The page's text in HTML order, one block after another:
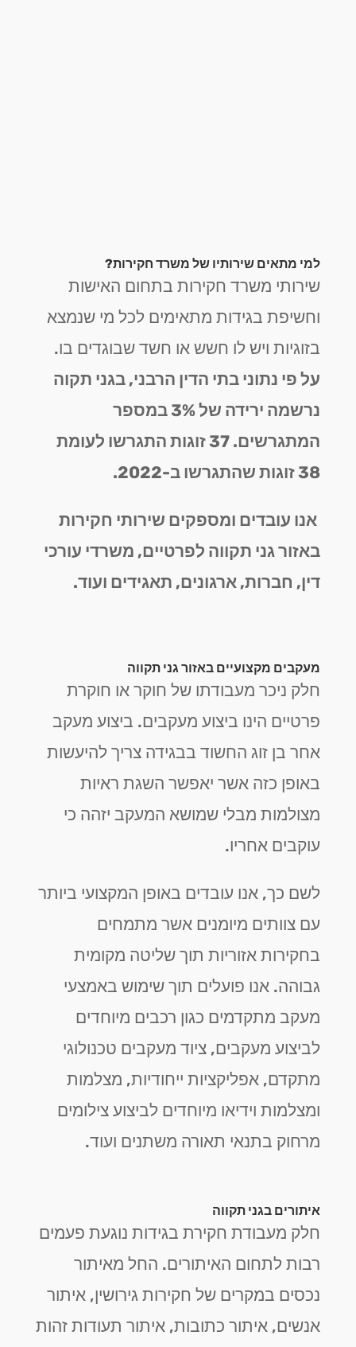
למי מתאים שירותיו של משרד חקירות?
שירותי משרד חקירות בתחום האישות
וחשיפת בגידות מתאימים לכל מי שנמצא
בזוגיות ויש לו חשש או חשד שבוגדים בו.
על פי נתוני בתי הדין הרבני, בגני תקוה
נרשמה ירידה של 3% במספר
המתגרשים. 37 זוגות התגרשו לעומת
38 זוגות שהתגרשו ב-2022.
אנו עובדים ומספקים שירותי חקירות
באזור גני תקווה לפרטיים, משרדי עורכי
דין, חברות, ארגונים, תאגידים ועוד.
מעקבים מקצועיים באזור גני תקווה
חלק ניכר מעבודתו של חוקר או חוקרת
פרטיים הינו ביצוע מעקבים. ביצוע מעקב
אחר בן זוג החשוד בבגידה צריך להיעשות
באופן כזה אשר יאפשר השגת ראיות
מצולמות מבלי שמושא המעקב יזהה כי
עוקבים אחריו.
לשם כך, אנו עובדים באופן המקצועי ביותר
עם צוותים מיומנים אשר מתמחים
בחקירות אזוריות תוך שליטה מקומית
גבוהה. אנו פועלים תוך שימוש באמצעי
מעקב מתקדמים כגון רכבים מיוחדים
לביצוע מעקבים, ציוד מעקבים טכנולוגי
מתקדם, אפליקציות ייחודיות, מצלמות
ומצלמות וידיאו מיוחדים לביצוע צילומים
מרחוק בתנאי תאורה משתנים ועוד.
איתורים בגני תקווה
חלק מעבודת חקירת בגידות נוגעת פעמים
רבות לתחום האיתורים. החל מאיתור
נכסים במקרים של חקירות גירושין, איתור
אנשים, איתור כתובות, איתור תעודות זהות